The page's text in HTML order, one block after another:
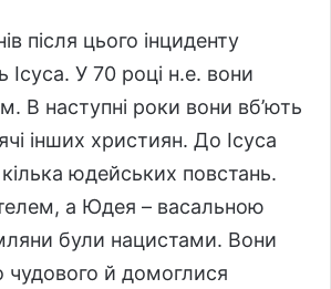
після цього інциденту
Ісуса. У 70 році н.е. вони
В наступні роки вони вб’ють
інших християн. До Ісуса
юдейських повстань.
а Юдея – васальною
були нацистами. Вони
чудового й домоглися